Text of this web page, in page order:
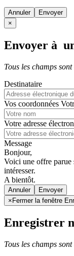
Annuler
×
Envoyer à
Tous les champs
Destinataire
Vos coordonnées
Votre adresse
Message
Bonjour,
Voici une offre parue
intéresser.
A bientôt.
Annuler
× Fermer la fenêtre
Enregistrer
Tous les champs